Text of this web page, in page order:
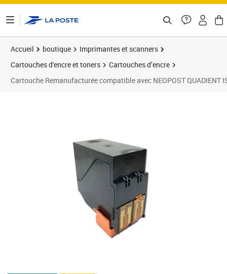
Accueil boutique
Imprimantes et scanners
Cartouches d'encre et toners
Cartouches d’encre
Cartouche Remanufacturée compatible avec NEOPOST QUADIENT